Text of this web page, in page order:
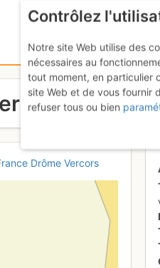
Châtelard
Drôme Vercors
Contrôlez
Notre site Web utilise des
nécessaires au
tout moment, en particulier
site Web et de vous fournir
refuser tous ou bien